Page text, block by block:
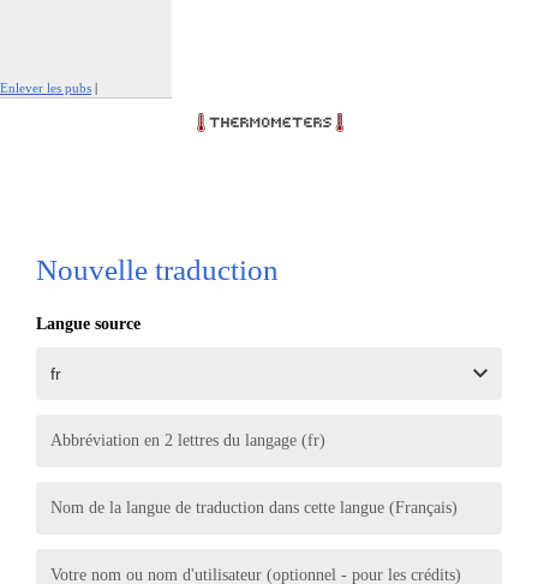
Enlever les pubs |
Nouvelle traduction
Langue source
Abbréviation en 2 lettres du langage (fr)
Nom de la langue de traduction dans cette langue (Français)
Votre nom ou nom d'utilisateur (optionnel - pour les crédits)